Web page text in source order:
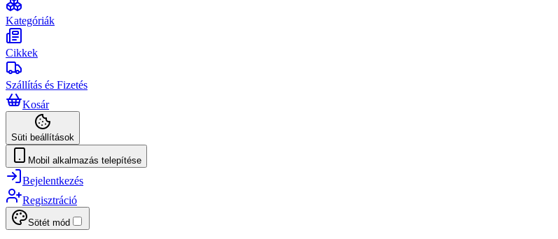
Kategóriák
Cikkek
Szállítás és Fizetés
Kosár
Süti beállítások
Mobil alkalmazás telepítése
Bejelentkezés
Regisztráció
Sötét mód